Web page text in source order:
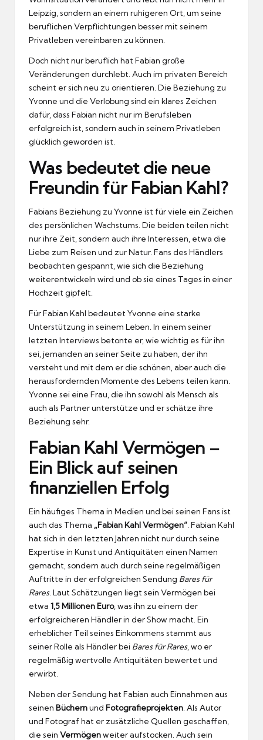
Leipzig, sondern an einem ruhigeren Ort, um seine
beruflichen Verpflichtungen besser mit seinem
Privatleben vereinbaren zu können.
Doch nicht nur beruflich hat Fabian große
Veränderungen durchlebt. Auch im privaten Bereich
scheint er sich neu zu orientieren. Die Beziehung zu
Yvonne und die Verlobung sind ein klares Zeichen
dafür, dass Fabian nicht nur im Berufsleben
erfolgreich ist, sondern auch in seinem Privatleben
glücklich geworden ist.
Was bedeutet die neue
Freundin für Fabian Kahl?
Fabians Beziehung zu Yvonne ist für viele ein Zeichen
des persönlichen Wachstums. Die beiden teilen nicht
nur ihre Zeit, sondern auch ihre Interessen, etwa die
Liebe zum Reisen und zur Natur. Fans des Händlers
beobachten gespannt, wie sich die Beziehung
weiterentwickeln wird und ob sie eines Tages in einer
Hochzeit gipfelt.
Für Fabian Kahl bedeutet Yvonne eine starke
Unterstützung in seinem Leben. In einem seiner
letzten Interviews betonte er, wie wichtig es für ihn
sei, jemanden an seiner Seite zu haben, der ihn
versteht und mit dem er die schönen, aber auch die
herausfordernden Momente des Lebens teilen kann.
Yvonne sei eine Frau, die ihn sowohl als Mensch als
auch als Partner unterstütze und er schätze ihre
Beziehung sehr.
Fabian Kahl Vermögen –
Ein Blick auf seinen
finanziellen Erfolg
Ein häufiges Thema in Medien und bei seinen Fans ist
auch das Thema „Fabian Kahl Vermögen“ . Fabian Kahl
hat sich in den letzten Jahren nicht nur durch seine
Expertise in Kunst und Antiquitäten einen Namen
gemacht, sondern auch durch seine regelmäßigen
Auftritte in der erfolgreichen Sendung Bares für
Rares. Laut Schätzungen liegt sein Vermögen bei
etwa 1,5 Millionen Euro, was ihn zu einem der
erfolgreicheren Händler in der Show macht. Ein
erheblicher Teil seines Einkommens stammt aus
seiner Rolle als Händler bei Bares für Rares, wo er
regelmäßig wertvolle Antiquitäten bewertet und
erwirbt.
Neben der Sendung hat Fabian auch Einnahmen aus
seinen Büchernund Fotografieprojekten . Als Autor
und Fotograf hat er zusätzliche Quellen geschaffen,
die sein Vermögenweiter aufstocken. Auch sein